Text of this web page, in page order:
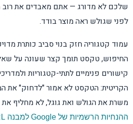
שלכם לא מדורג — אתם מאבדים את רוב
לפני שגולש ראה מוצר בודד.
עמוד קטגוריה חזק בנוי סביב כותרת
החיפוש, טקסט תומך קצר שעונה על
קישורים פנימיים לתתי-קטגוריות
הקריטית: הטקסט לא אמור "לדחוק" את
משרת את הגולש ואת גוגל, לא מחליף את
ההנחיות הרשמיות של Google למבנה URL באיקומרס